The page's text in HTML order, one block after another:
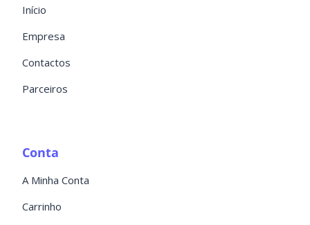
Início
Empresa
Contactos
Parceiros
Conta
A Minha Conta
Carrinho